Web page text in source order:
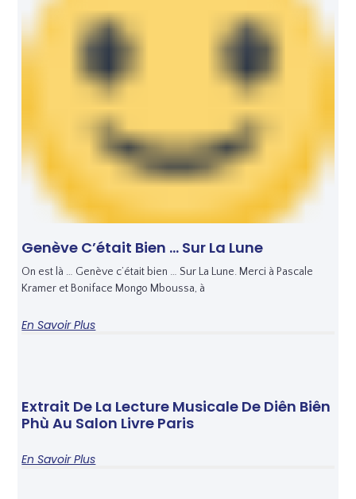
Genève C’était Bien … Sur La Lune
On est là … Genève c’était bien … Sur La Lune. Merci à Pascale
Kramer et Boniface Mongo Mboussa, à
En Savoir Plus
Extrait De La Lecture Musicale De Diên Biên
Phù Au Salon Livre Paris
En Savoir Plus